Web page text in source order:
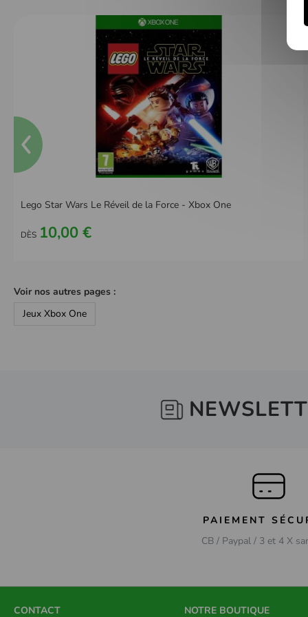
Lego Star Wars Le Réveil de la Force - Xbox One
DÈS 10,00 €
Voir nos autres pages :
Jeux Xbox One
PAIEMENT
CB / Paypal / 3 et 4 X
CONTACT NOTRE BOUTIQUE